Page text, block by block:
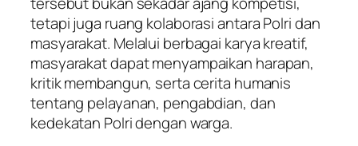
tetapi juga ruang kolaborasi antara Polri dan
masyarakat. Melalui berbagai karya kreatif,
masyarakat dapat menyampaikan harapan,
kritik membangun, serta cerita humanis
tentang pelayanan, pengabdian, dan
kedekatan Polri dengan warga.